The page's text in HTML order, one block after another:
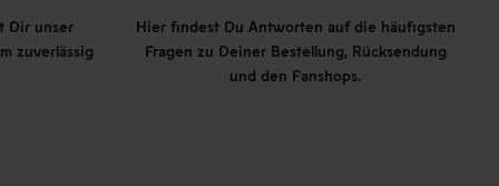
Dir unser
zuverlässig
Hier findest Du Antworten auf die häufigsten
Fragen zu Deiner Bestellung, Rücksendung
und den Fanshops.